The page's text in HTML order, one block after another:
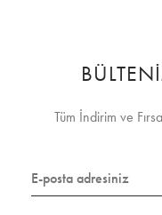
Tüm İndirim ve